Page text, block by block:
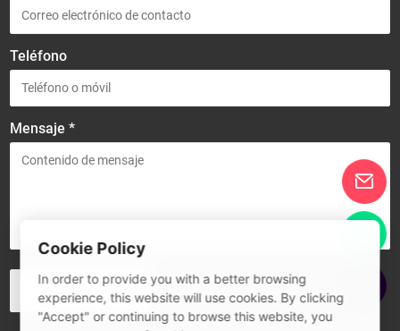
Teléfono
Mensaje *
Cookie Policy
In order to provide you with a better browsing
experience, this website will use cookies. By clicking
"Accept" or continuing to browse this website, you